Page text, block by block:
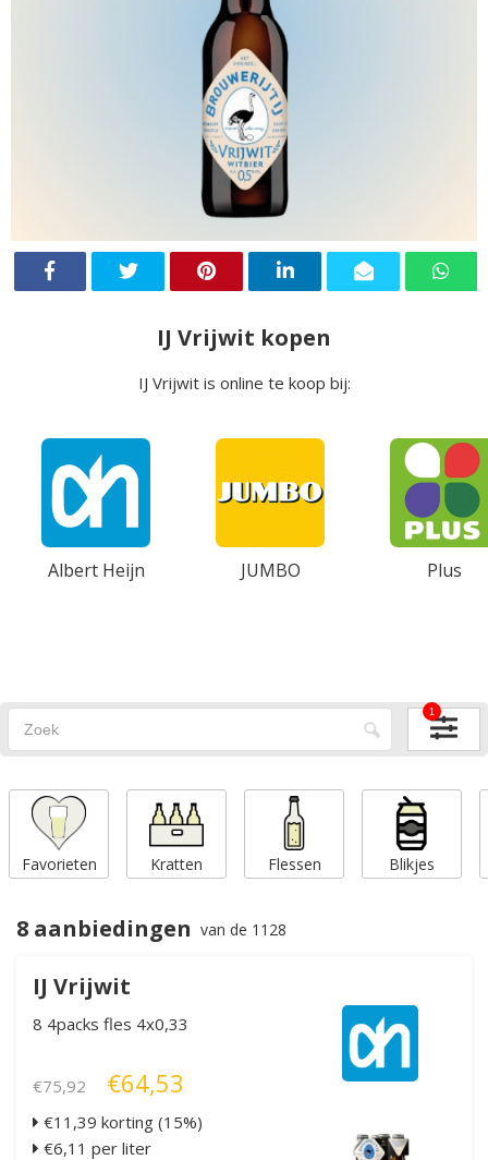
IJ Vrijwit kopen
IJ Vrijwit is online te koop bij:
Albert Heijn JUMBO Plus
1
Favorieten Kratten Flessen Blikjes
8 aanbiedingen van de 1128
IJ Vrijwit
8 4packs fles 4x0,33
€75,92 €64,53
€11,39 korting (15%)
€6,11 per liter